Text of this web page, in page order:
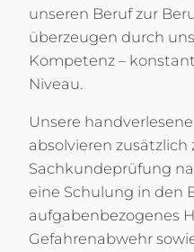
unseren Beruf zur
überzeugen durch
Kompetenz –
Niveau.
Unsere
absolvieren
Sachkundeprüfung
eine Schulung in den
aufgabenbezogenes
Gefahrenabwehr